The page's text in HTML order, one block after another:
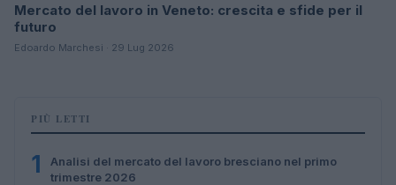
Mercato del lavoro in Veneto: crescita e sfide per il
futuro
Edoardo Marchesi · 29 Lug 2026
PIÙ LETTI
1
Analisi del mercato del lavoro bresciano nel primo
trimestre 2026